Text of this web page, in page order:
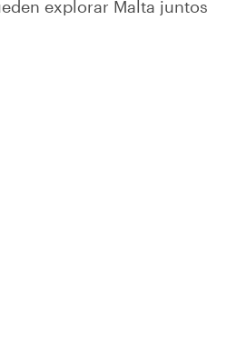
explorar Malta juntos